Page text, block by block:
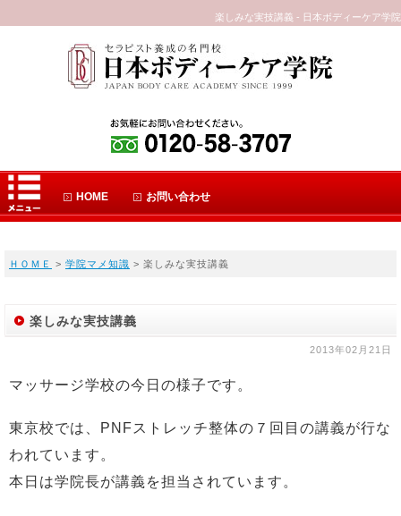
楽しみな実技講義 - 日本ボディーケア学院
HOME お問い合わせ
ＨＯＭＥ > 学院マメ知識 > 楽しみな実技講義
楽しみな実技講義
2013年02月21日
マッサージ学校の今日の様子です。
東京校では、PNFストレッチ整体の７回目の講義が行な
われています。
本日は学院長が講義を担当されています。